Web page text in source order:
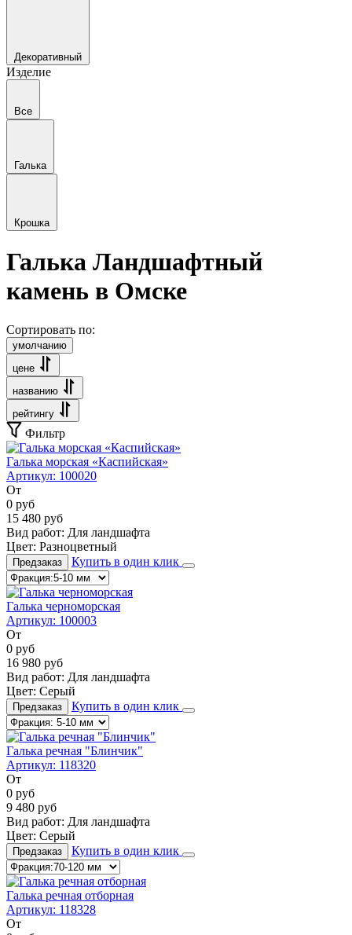
Декоративный
Изделие
Все
Галька
Крошка
Галька Ландшафтный
камень в Омске
Сортировать по:
умолчанию
цене
названию
рейтингу
Фильтр
Галька морская «Каспийская»
Артикул: 100020
От
0 руб
15 480 руб
Вид работ: Для ландшафта
Цвет: Разноцветный
Предзаказ Купить в один клик
Галька черноморская
Артикул: 100003
От
0 руб
16 980 руб
Вид работ: Для ландшафта
Цвет: Серый
Предзаказ Купить в один клик
Галька речная "Блинчик"
Артикул: 118320
От
0 руб
9 480 руб
Вид работ: Для ландшафта
Цвет: Серый
Предзаказ Купить в один клик
Галька речная отборная
Артикул: 118328
От